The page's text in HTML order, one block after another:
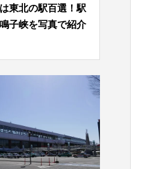
東北の駅百選！駅
子峡を写真で紹介